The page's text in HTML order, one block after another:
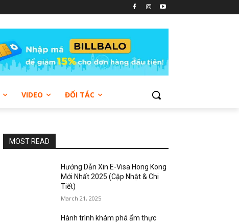
VIDEO ĐỐI TÁC
MOST READ
Hướng Dẫn Xin E-Visa Hong Kong
Mới Nhất 2025 (Cập Nhật & Chi
Tiết)
March 21, 2025
Hành trình khám phá ẩm thực